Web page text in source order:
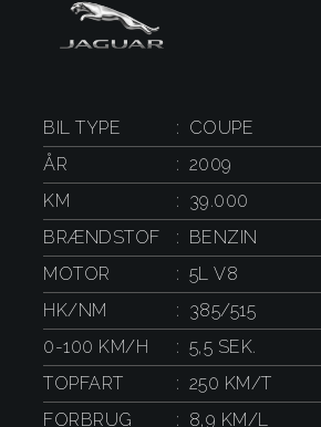
BIL TYPE
COUPE
ÅR
2009
KM
39.000
BRÆNDSTOF
BENZIN
MOTOR
5L V8
HK/NM
385/515
0-100 KM/H
5,5 SEK.
TOPFART
250 KM/T
FORBRUG
8,9 KM/L